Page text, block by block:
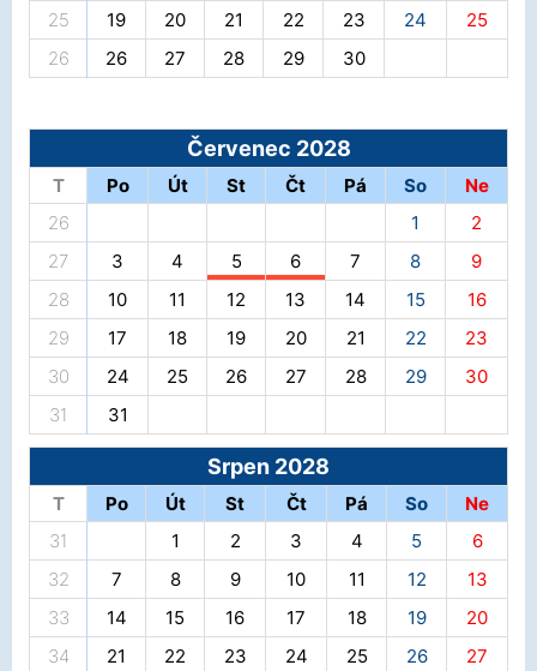
25 19 20 21 22 23 24
25
26
26 27 28 29 30
Červenec 2028
T Po Út St Čt Pá So
Ne
26
1
2
27
3 4 5 6 7 8
9
28
10 11 12 13 14 15
16
29
17 18 19 20 21 22
23
30
24 25 26 27 28 29
30
31
31
Srpen 2028
T Po Út St Čt Pá So
Ne
31
1 2 3 4 5
6
32
7 8 9 10 11 12
13
33
14 15 16 17 18 19
20
34
21 22 23 24 25 26
27